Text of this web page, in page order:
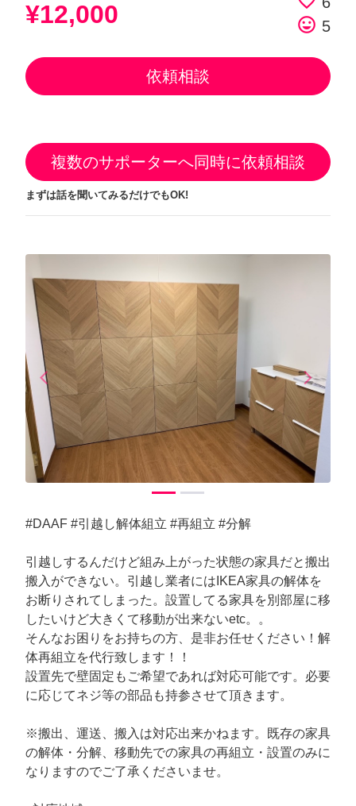
¥12,000 tag_faces 5
依頼相談
複数のサポーターへ同時に依頼相談
まずは話を聞いてみるだけでもOK!
arrow_back_iosPrevious arrow_forward_iosNext
#DAAF #引越し解体組立 #再組立 #分解
引越しするんだけど組み上がった状態の家具だと搬出
搬入ができない。引越し業者にはIKEA家具の解体を
お断りされてしまった。設置してる家具を別部屋に移
したいけど大きくて移動が出来ないetc。。
そんなお困りをお持ちの方、是非お任せください！解
体再組立を代行致します！！
設置先で壁固定もご希望であれば対応可能です。必要
に応じてネジ等の部品も持参させて頂きます。
※搬出、運送、搬入は対応出来かねます。既存の家具
の解体・分解、移動先での家具の再組立・設置のみに
なりますのでご了承くださいませ。